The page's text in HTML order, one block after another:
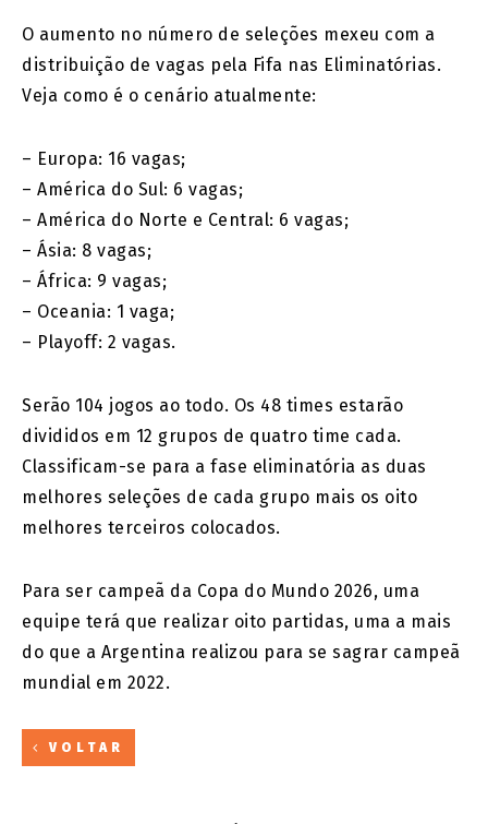
O aumento no número de seleções mexeu com a
distribuição de vagas pela Fifa nas Eliminatórias.
Veja como é o cenário atualmente:
– Europa: 16 vagas;
– América do Sul: 6 vagas;
– América do Norte e Central: 6 vagas;
– Ásia: 8 vagas;
– África: 9 vagas;
– Oceania: 1 vaga;
– Playoff: 2 vagas.
Serão 104 jogos ao todo. Os 48 times estarão
divididos em 12 grupos de quatro time cada.
Classificam-se para a fase eliminatória as duas
melhores seleções de cada grupo mais os oito
melhores terceiros colocados.
Para ser campeã da Copa do Mundo 2026, uma
equipe terá que realizar oito partidas, uma a mais
do que a Argentina realizou para se sagrar campeã
mundial em 2022.
VOLTAR